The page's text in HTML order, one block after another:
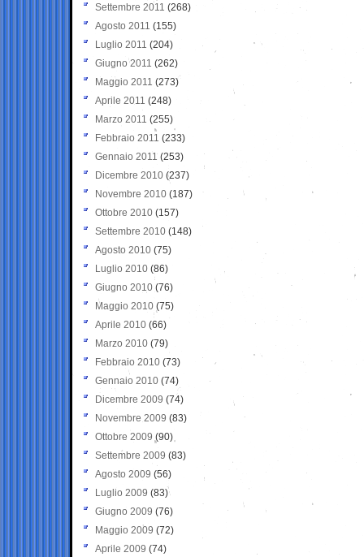
Settembre 2011 (268)
Agosto 2011 (155)
Luglio 2011 (204)
Giugno 2011 (262)
Maggio 2011 (273)
Aprile 2011 (248)
Marzo 2011 (255)
Febbraio 2011 (233)
Gennaio 2011 (253)
Dicembre 2010 (237)
Novembre 2010 (187)
Ottobre 2010 (157)
Settembre 2010 (148)
Agosto 2010 (75)
Luglio 2010 (86)
Giugno 2010 (76)
Maggio 2010 (75)
Aprile 2010 (66)
Marzo 2010 (79)
Febbraio 2010 (73)
Gennaio 2010 (74)
Dicembre 2009 (74)
Novembre 2009 (83)
Ottobre 2009 (90)
Settembre 2009 (83)
Agosto 2009 (56)
Luglio 2009 (83)
Giugno 2009 (76)
Maggio 2009 (72)
Aprile 2009 (74)